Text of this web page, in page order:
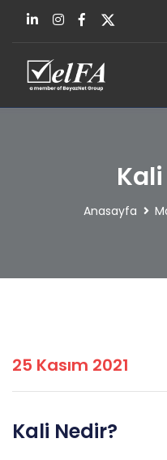
Anasayfa
25 Kasım 2021
Kali Nedir?